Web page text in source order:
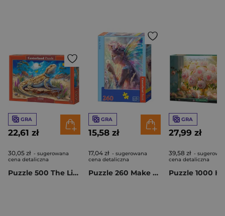
GRA
22,61 zł
30,05 zł - sugerowana
cena detaliczna
Puzzle 500 The Lizard King B-54206
GRA
15,58 zł
17,04 zł - sugerowana
cena detaliczna
Puzzle 260 Make A Wish B-27682-1
GRA
27,99 zł
39,58 zł -
cena detaliczna